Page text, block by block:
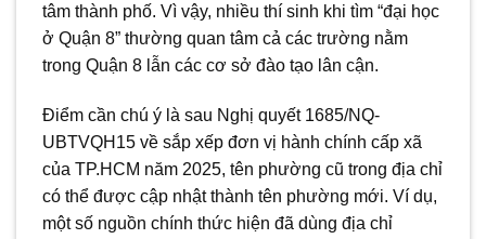
tâm thành phố. Vì vậy, nhiều thí sinh khi tìm “đại học
ở Quận 8” thường quan tâm cả các trường nằm
trong Quận 8 lẫn các cơ sở đào tạo lân cận.
Điểm cần chú ý là sau Nghị quyết 1685/NQ-
UBTVQH15 về sắp xếp đơn vị hành chính cấp xã
của TP.HCM năm 2025, tên phường cũ trong địa chỉ
có thể được cập nhật thành tên phường mới. Ví dụ,
một số nguồn chính thức hiện đã dùng địa chỉ